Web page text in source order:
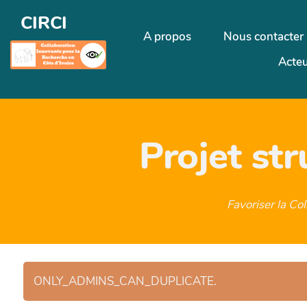
CIRCI
A propos Nous contacter
Projet
Favoriser la
ONLY_ADMINS_CAN_DUPLICATE.